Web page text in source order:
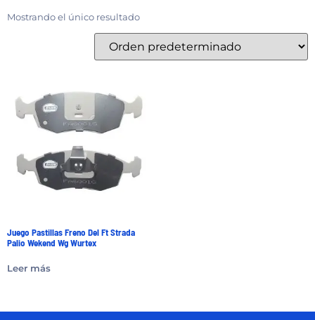
Mostrando el único resultado
Juego Pastillas Freno Del Ft Strada
Palio Wekend Wg Wurtex
Leer más